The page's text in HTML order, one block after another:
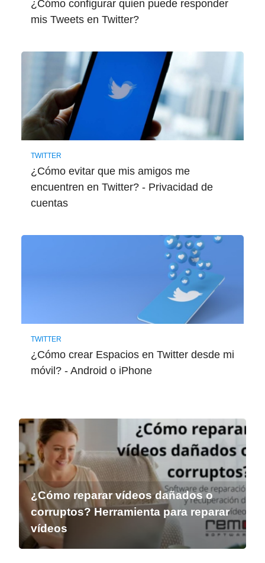
¿Cómo configurar quien puede responder
mis Tweets en Twitter?
TWITTER
¿Cómo evitar que mis amigos me
encuentren en Twitter? - Privacidad de
cuentas
TWITTER
¿Cómo crear Espacios en Twitter desde mi
móvil? - Android o iPhone
¿Cómo reparar vídeos dañados o
corruptos? Herramienta para reparar
vídeos